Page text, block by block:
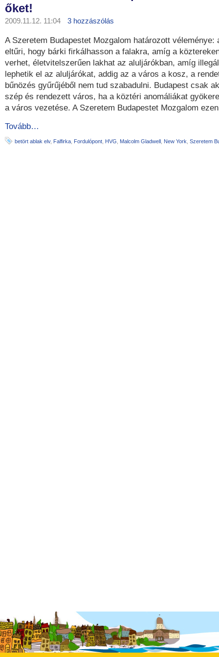
őket!
2009.11.12. 11:04 3 hozzászólás
A Szeretem Budapestet Mozgalom határozott véleménye:
eltűri, hogy bárki firkálhasson a falakra, amíg a
verhet, életvitelszerűen lakhat az aluljárókban, amíg
lephetik el az aluljárókat, addig az a város a kosz, a
bűnözés gyűrűjéből nem tud szabadulni. Budapest csak
szép és rendezett város, ha a köztéri anomáliákat
a város vezetése. A Szeretem Budapestet Mozgalom
Tovább…
betört ablak elv, Falfirka Fordulópont HVG Malcolm Gladwell New York Szeretem